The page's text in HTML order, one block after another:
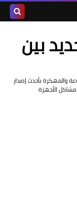
المدونةبين
والمهكرة بأحدث إصدار
مشاكل الأجهزة